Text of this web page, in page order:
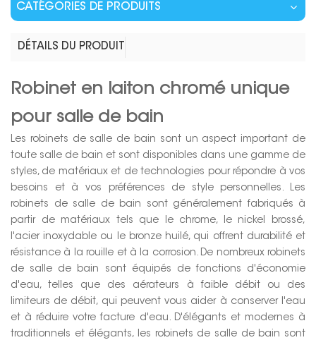
CATÉGORIES DE PRODUITS
DÉTAILS DU PRODUIT
Robinet en laiton chromé unique
pour salle de bain
Les robinets de salle de bain sont un aspect important de
toute salle de bain et sont disponibles dans une gamme de
styles, de matériaux et de technologies pour répondre à vos
besoins et à vos préférences de style personnelles. Les
robinets de salle de bain sont généralement fabriqués à
partir de matériaux tels que le chrome, le nickel brossé,
l'acier inoxydable ou le bronze huilé, qui offrent durabilité et
résistance à la rouille et à la corrosion. De nombreux robinets
de salle de bain sont équipés de fonctions d'économie
d'eau, telles que des aérateurs à faible débit ou des
limiteurs de débit, qui peuvent vous aider à conserver l'eau
et à réduire votre facture d'eau. D'élégants et modernes à
traditionnels et élégants, les robinets de salle de bain sont